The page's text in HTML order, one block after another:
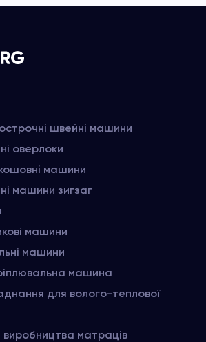
швейні машини
оверлоки
машини
машини зигзаг
машини
машини
машина
для волого-теплової
матраців